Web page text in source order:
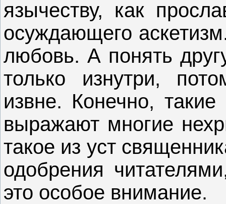
язычеству, как
осуждающего
любовь. А понять
только изнутри,
извне. Конечно,
выражают многие
такое из уст
одобрения
это особое внимание.